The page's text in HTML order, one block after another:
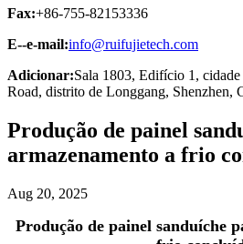
Fax:+86-755-82153336
E--e-mail:info@ruifujietech.com
Adicionar:Sala 1803, Edifício 1,
Road, distrito de Longgang, Shenzhen,
Produção de painel
armazenamento a frio
Aug 20, 2025
Produção de painel sanduíche